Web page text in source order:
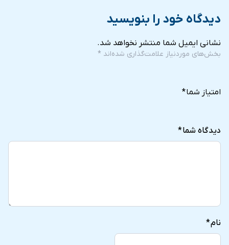
دیدگاه خود را بنویسید
نشانی ایمیل شما منتشر نخواهد شد.
بخش‌های موردنیاز علامت‌گذاری شده‌اند *
امتیاز شما*
دیدگاه شما*
نام*